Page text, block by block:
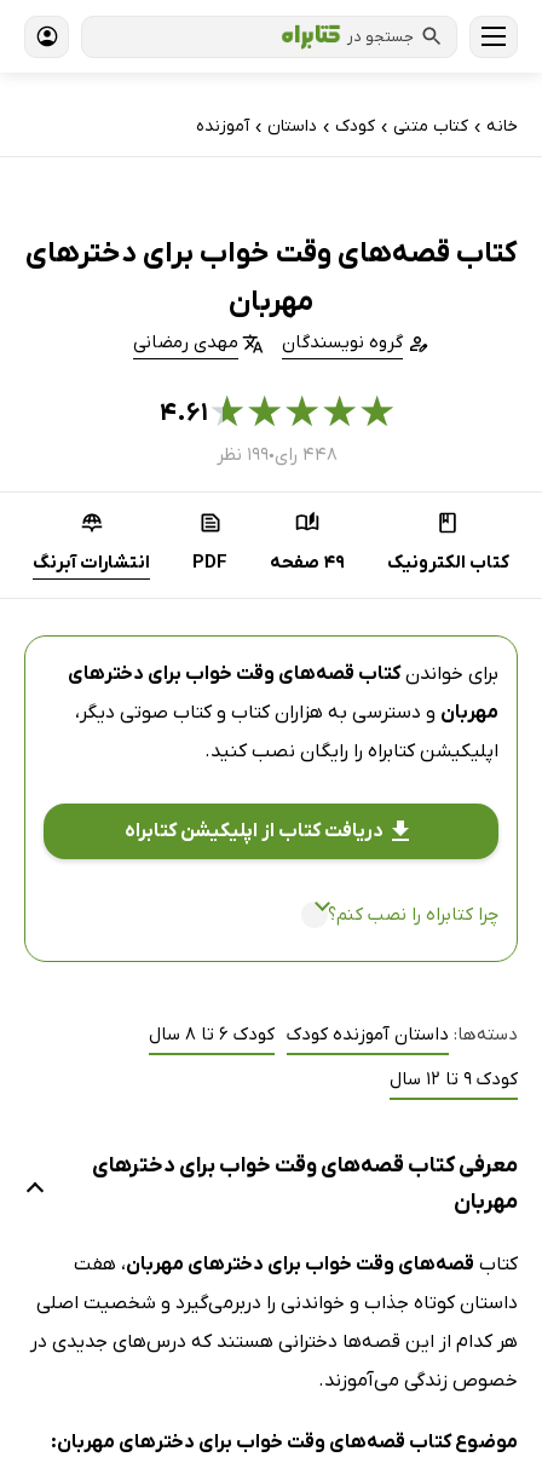
جستجو در
خانه › کتاب‌ متنی › کودک › داستان › آموزنده
کتاب قصه‌های وقت خواب برای دخترهای
مهربان
گروه نویسندگان مهدی رمضانی
★
★
★
★
★۴.۶۱
۴۴۸ رای ● ۱۹۹ نظر
کتاب الکترونیک 49 صفحه PDF انتشارات آبرنگ
برای خواندنکتاب قصه‌های وقت خواب برای دخترهای
مهربان و دسترسی به هزاران کتاب و کتاب صوتی دیگر،
اپلیکیشن کتابراه را رایگان نصب کنید.
دریافت کتاب از اپلیکیشن کتابراه
چرا کتابراه را نصب کنم؟
دسته‌ها: داستان آموزنده کودک کودک 6 تا 8 سال
کودک 9 تا 12 سال
معرفی کتاب قصه‌های وقت خواب برای دخترهای
مهربان
کتاب قصه‌های وقت خواب برای دخترهای مهربان، هفت
داستان کوتاه جذاب و خواندنی را دربرمی‌گیرد و شخصیت اصلی
هر کدام از این قصه‌ها دخترانی هستند که درس‌های جدیدی در
خصوص زندگی می‌آموزند.
موضوع کتاب قصه‌های وقت خواب برای دخترهای مهربان: